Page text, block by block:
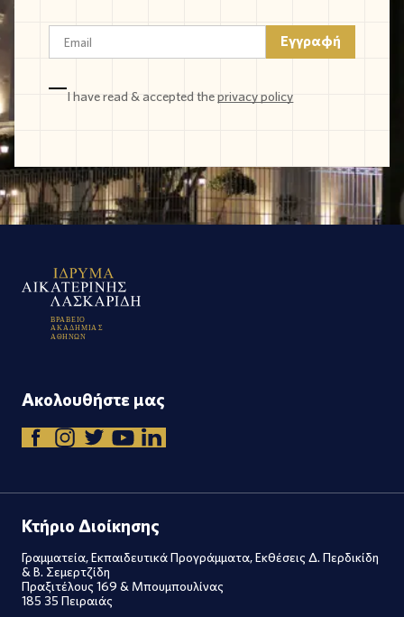
I have read & accepted theprivacy policy
ΒΡΑΒΕΙΟ
ΑΚΑΔΗΜΙΑ Σ
Α ΘΗΝΩΝ
Ακολουθήστε μας
Κτήριο Διοίκησης
Γραμματεία, Εκπαιδευτικά Προγράμματα, Εκθέσεις Δ. Περδικίδη
& Β. Σεμερτζίδη
Πραξιτέλους 169 & Μπουμπουλίνας
185 35 Πειραιάς